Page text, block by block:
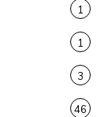
1
1
3
46